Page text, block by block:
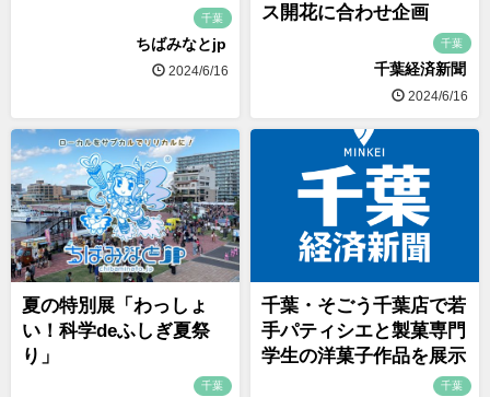
千葉
ちばみなとjp
2024/6/16
ス開花に合わせ企画
千葉
千葉経済新聞
2024/6/16
夏の特別展「わっしょ
い！科学deふしぎ夏祭
り」
千葉
千葉・そごう千葉店で若
手パティシエと製菓専門
学生の洋菓子作品を展示
千葉